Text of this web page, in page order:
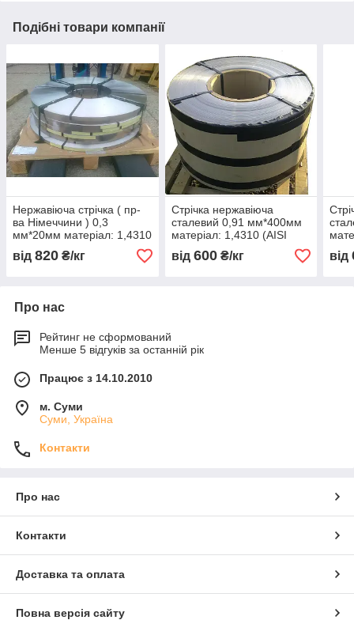
Подібні товари компанії
Нержавіюча стрічка ( пр-
ва Німеччини ) 0,3
мм*20мм матеріал: 1,4310
(AISI 301, 12Х18Н9 )
Нагартовка: 2000МПа
від 820 ₴/кг
Стрічка нержавіюча
сталевий 0,91 мм*400мм
матеріал: 1,4310 (AISI
301, 12Х18Н9 )
нагартована (тверда)
від 600₴/кг від
Про нас
Рейтинг не сформований
Менше 5 відгуків за останній рік
Працює з 14.10.2010
м. Суми
Суми, Україна
Контакти
Про нас
Контакти
Доставка та оплата
Повна версія сайту